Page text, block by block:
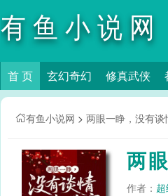
有鱼小说网
首 页 玄幻奇幻 修真武侠
有鱼小说网 > 两眼一睁，没有谈
两
作者：